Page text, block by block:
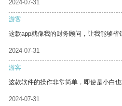
2024-07-31
游客
这款app就像我的财务顾问，让我能够省
2024-07-31
游客
这款软件的操作非常简单，即使是小白也
2024-07-31